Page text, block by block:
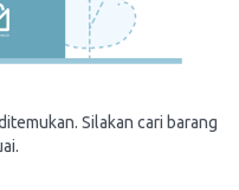
Silakan cari barang